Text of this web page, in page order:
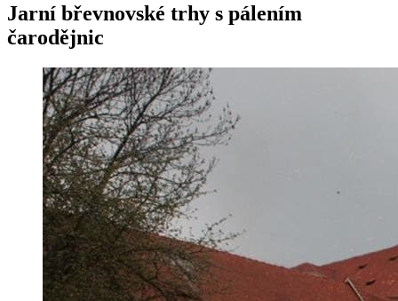
Jarní břevnovské trhy s pálením
čarodějnic